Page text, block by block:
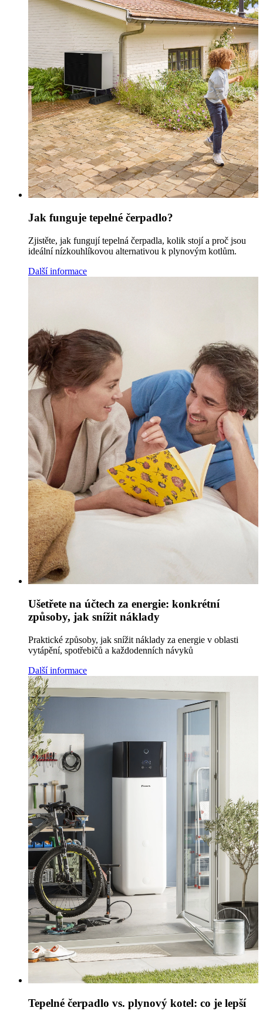
Jak funguje tepelné čerpadlo?
Zjistěte, jak fungují tepelná čerpadla, kolik stojí a proč jsou
ideální nízkouhlíkovou alternativou k plynovým kotlům.
Další informace
Ušetřete na účtech za energie: konkrétní
způsoby, jak snížit náklady
Praktické způsoby, jak snížit náklady za energie v oblasti
vytápění, spotřebičů a každodenních návyků
Další informace
Tepelné čerpadlo vs. plynový kotel: co je lepší